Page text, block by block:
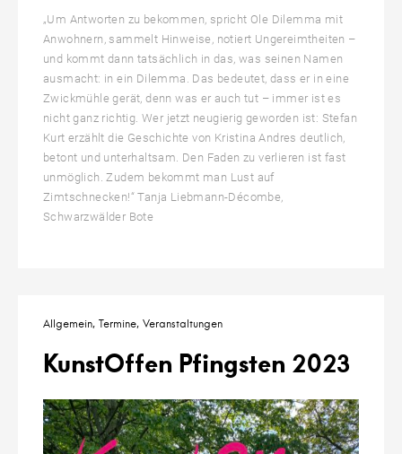
„Um Antworten zu bekommen, spricht Ole Dilemma mit
Anwohnern, sammelt Hinweise, notiert Ungereimtheiten –
und kommt dann tatsächlich in das, was seinen Namen
ausmacht: in ein Dilemma. Das bedeutet, dass er in eine
Zwickmühle gerät, denn was er auch tut – immer ist es
nicht ganz richtig. Wer jetzt neugierig geworden ist: Stefan
Kurt erzählt die Geschichte von Kristina Andres deutlich,
betont und unterhaltsam. Den Faden zu verlieren ist fast
unmöglich. Zudem bekommt man Lust auf
Zimtschnecken!“ Tanja Liebmann-Décombe,
Schwarzwälder Bote
Allgemein Termine Veranstaltungen
KunstOffen Pfingsten 2023